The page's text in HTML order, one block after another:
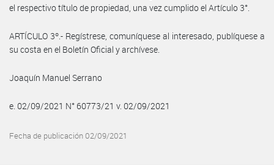
el respectivo título de propiedad, una vez cumplido el Artículo 3°.
ARTÍCULO 3º.- Regístrese, comuníquese al interesado, publíquese a
su costa en el Boletín Oficial y archívese.
Joaquín Manuel Serrano
e. 02/09/2021 N° 60773/21 v. 02/09/2021
Fecha de publicación 02/09/2021